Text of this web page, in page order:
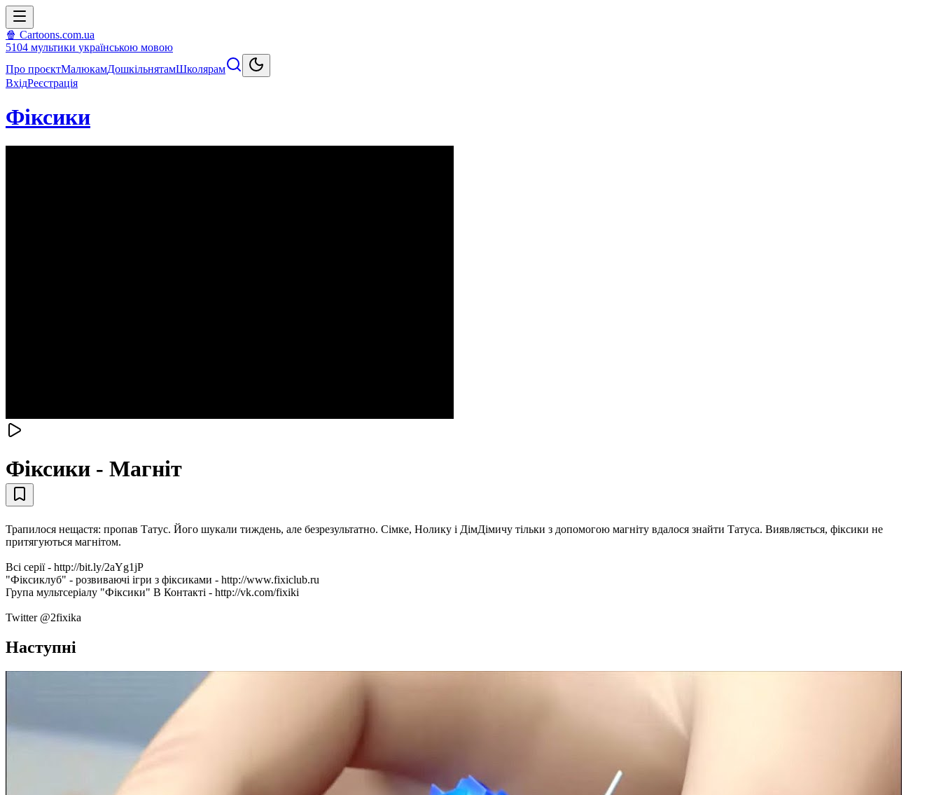
🍿 Cartoons.com.ua
5104 мультики українською мовою
Про проєктМалюкамДошкільнятамШколярам
ВхідРеєстрація
Фіксики
Фіксики - Магніт
Трапилося нещастя: пропав Татус. Його шукали тиждень, але безрезультатно. Сімке, Нолику і ДімДімичу тільки з допомогою магніту вдалося знайти Татуса. Виявляється, фіксики не
притягуються магнітом.
Всі серії - http://bit.ly/2aYg1jP
"Фіксиклуб" - розвиваючі ігри з фіксиками - http://www.fixiclub.ru
Група мультсеріалу "Фіксики" В Контакті - http://vk.com/fixiki
Twitter @2fixika
Наступні